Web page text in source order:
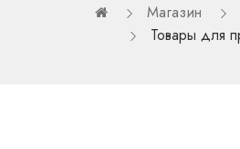
Магазин
Товары для